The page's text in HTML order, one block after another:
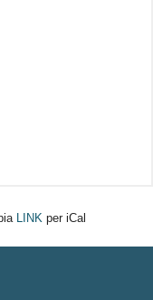
LINK per iCal